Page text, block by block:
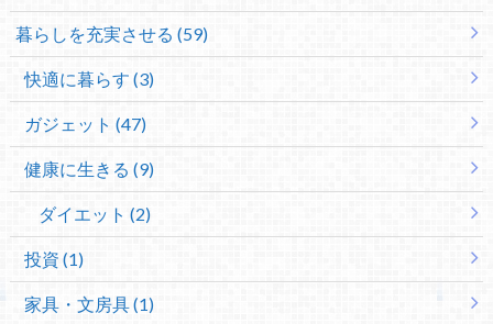
暮らしを充実させる (59)
快適に暮らす (3)
ガジェット (47)
健康に生きる (9)
ダイエット (2)
投資 (1)
家具・文房具 (1)